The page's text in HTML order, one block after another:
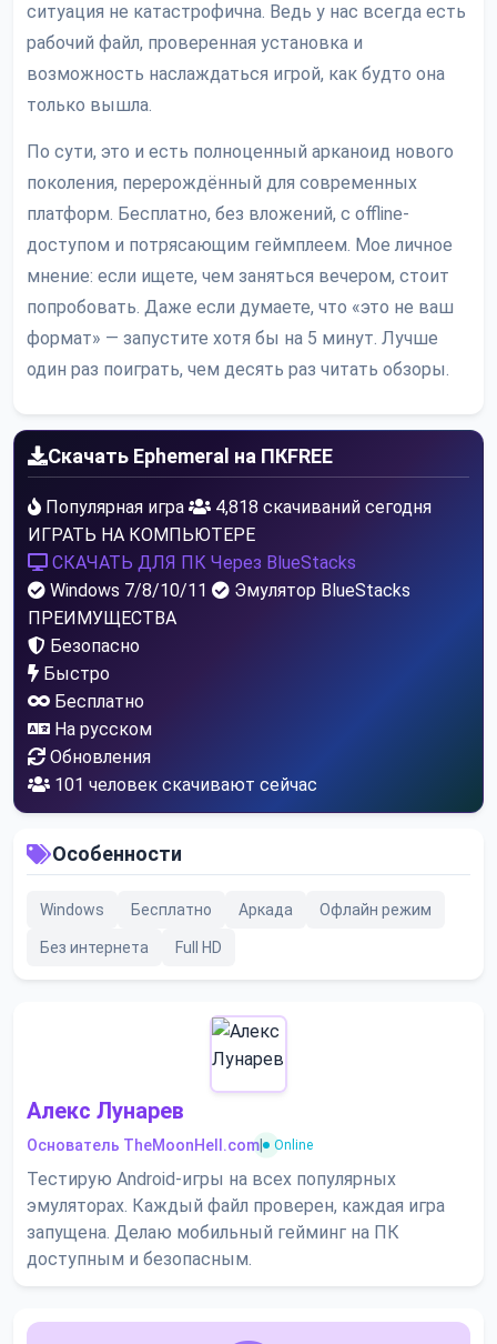
ситуация не катастрофична. Ведь у нас всегда есть
рабочий файл, проверенная установка и
возможность наслаждаться игрой, как будто она
только вышла.
По сути, это и есть полноценный арканоид нового
поколения, перерождённый для современных
платформ. Бесплатно, без вложений, с offline-
доступом и потрясающим геймплеем. Мое личное
мнение: если ищете, чем заняться вечером, стоит
попробовать. Даже если думаете, что «это не ваш
формат» — запустите хотя бы на 5 минут. Лучше
один раз поиграть, чем десять раз читать обзоры.
Скачать Ephemeral на ПКFREE
Популярная игра
4,818 скачиваний сегодня
ИГРАТЬ НА КОМПЬЮТЕРЕ
СКАЧАТЬ ДЛЯ ПК Через BlueStacks
Windows 7/8/10/11
Эмулятор BlueStacks
ПРЕИМУЩЕСТВА
Безопасно
Быстро
Бесплатно
На русском
Обновления
101 человек скачивают сейчас
Особенности
Windows Бесплатно Аркада Офлайн режим
Без интернета Full HD
Алекс Лунарев
Основатель TheMoonHell.com Online
Тестирую Android-игры на всех популярных
эмуляторах. Каждый файл проверен, каждая игра
запущена. Делаю мобильный гейминг на ПК
доступным и безопасным.